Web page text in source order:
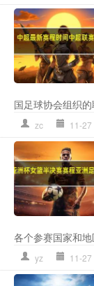
国足球协会组织
zc 11-27
各个参赛国家和
yz 11-27